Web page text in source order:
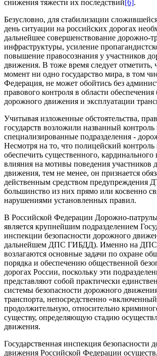
снижения тяжести их последствий[6].
Безусловно, для стабилизации
день ситуации на российских дорогах
дальнейшее совершенствование дорожно-
инфраструктуры, усиление
повышение правосознания у участников
движения. В тоже время следует отметить,
момент ни одно государство мира, в том
Федерация, не может обойтись без
правового контроля в области обеспечения
дорожного движения и эксплуатации
Учитывая изложенные обстоятельства,
государств возложили названный контроль
специализированные подразделения -
Несмотря на то, что полицейский
обеспечить существенного, кардинального
влияния на мотивы поведения участников
движения, тем не менее, он признается
действенным средством предупреждения
большинство из них прямо или косвенно
нарушениями установленных правил.
В Российской Федерации Дорожно-
является крупнейшим подразделением
инспекции безопасности дорожного
дальнейшем ДПС ГИБДД). Именно на
возлагаются основные задачи по охране
порядка и обеспечению общественной
дорогах России, поскольку эти
представляют собой практически
системы безопасности дорожного
транспорта, непосредственно
продолжительную, относительно
существу, определяющую стадию
движения.
Государственная инспекция безопасности
движения Российской Федерации